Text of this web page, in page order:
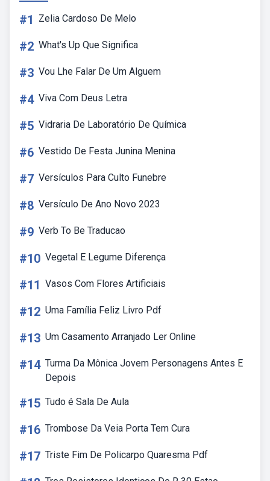
#1 Zelia Cardoso De Melo
#2 What's Up Que Significa
#3 Vou Lhe Falar De Um Alguem
#4 Viva Com Deus Letra
#5 Vidraria De Laboratório De Química
#6 Vestido De Festa Junina Menina
#7 Versículos Para Culto Funebre
#8 Versículo De Ano Novo 2023
#9 Verb To Be Traducao
#10 Vegetal E Legume Diferença
#11 Vasos Com Flores Artificiais
#12 Uma Família Feliz Livro Pdf
#13 Um Casamento Arranjado Ler Online
#14 Turma Da Mônica Jovem Personagens Antes E
Depois
#15 Tudo é Sala De Aula
#16 Trombose Da Veia Porta Tem Cura
#17 Triste Fim De Policarpo Quaresma Pdf